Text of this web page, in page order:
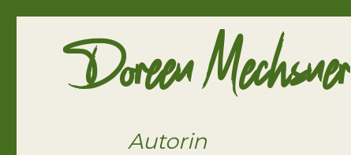
Doreen Mechsner
Autorin